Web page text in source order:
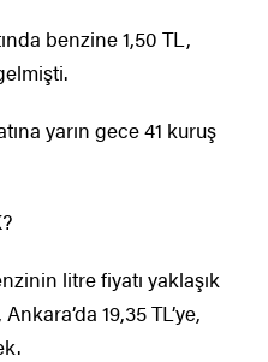
benzine 1,50 TL,
yarın gece 41 kuruş
litre fiyatı yaklaşık
19,35 TL’ye,